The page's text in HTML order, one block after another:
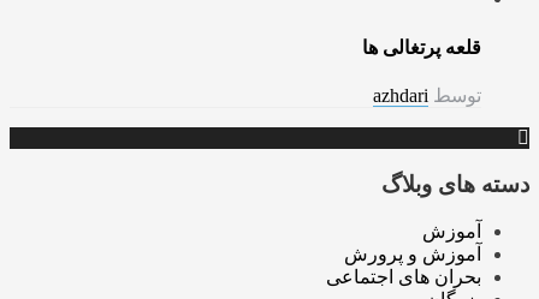
قلعه پرتغالی ها
توسط azhdari
دسته های وبلاگ
آموزش
آموزش و پرورش
بحران های اجتماعی